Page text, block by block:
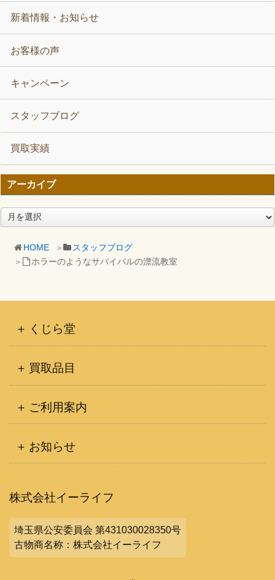
HOME
スタッフブログ
ホラーのようなサバイバルの漂流教室
新着情報・お知らせ
お客様の声
キャンペーン
スタッフブログ
買取実績
アーカイブ
ア
ー
くじら堂
買取品目
ご利用案内
お知らせ
株式会社イーライフ
埼玉県公安委員会 第431030028350号
古物商名称：株式会社イーライフ